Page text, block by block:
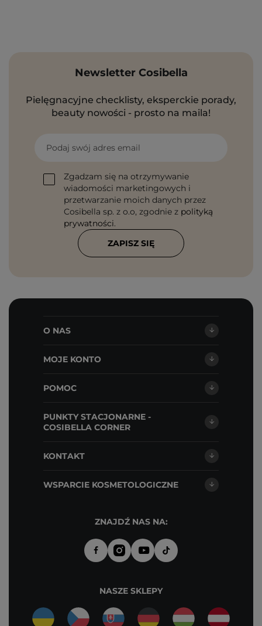
Newsletter Cosibella
Pielęgnacyjne checklisty, eksperckie porady,
beauty nowości - prosto na maila!
Podaj swój adres email
Zgadzam się na otrzymywanie
wiadomości marketingowych i
przetwarzanie moich danych przez
Cosibella sp. z o.o, zgodnie z polityką
prywatności.
ZAPISZ SIĘ
O NAS
MOJE KONTO
POMOC
PUNKTY STACJONARNE -
COSIBELLA CORNER
KONTAKT
WSPARCIE KOSMETOLOGICZNE
ZNAJDŹ NAS NA:
NASZE SKLEPY